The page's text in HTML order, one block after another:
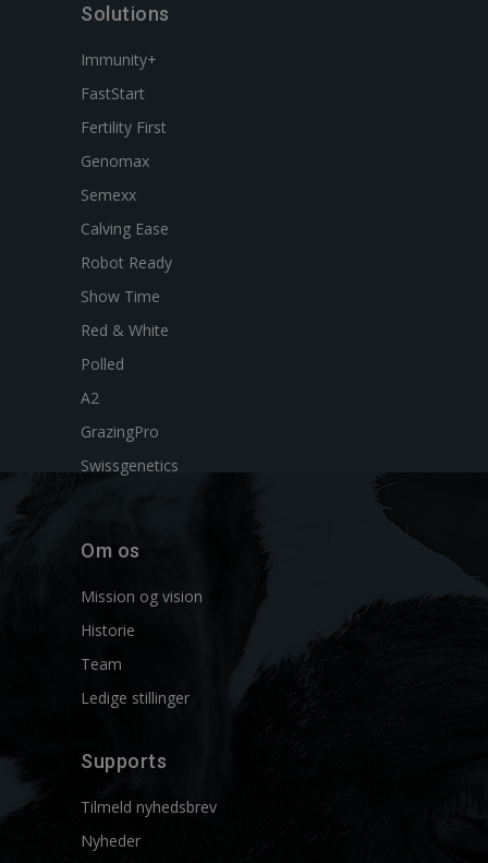
Solutions
Immunity+
FastStart
Fertility First
Genomax
Semexx
Calving Ease
Robot Ready
Show Time
Red & White
Polled
A2
GrazingPro
Swissgenetics
Om os
Mission og vision
Historie
Team
Ledige stillinger
Supports
Tilmeld nyhedsbrev
Nyheder